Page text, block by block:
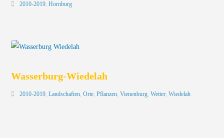
2010-2019,Hornburg
Wasserburg-Wiedelah
2010-2019,Landschaften,Orte,Pflanzen,Vienenburg,Wetter,Wiedelah